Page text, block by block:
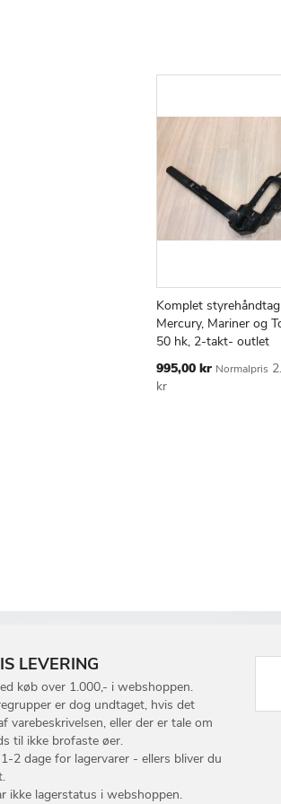
Læg i kurv
Komplet
Mercury, Mariner og
50 hk, 2-takt- outlet
Tilbudspris
995,00 kr Normalpris
kr
LEVERING
køb over 1.000,- i webshoppen.
er dog undtaget, hvis det
varebeskrivelsen, eller der er tale om
til ikke brofaste øer.
2 dage for lagervarer - ellers bliver du
ikke lagerstatus i webshoppen.